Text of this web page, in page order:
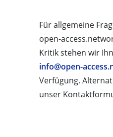
Für allgemeine
open-
Kritik stehen wir
info@open-
Verfügung.
unser